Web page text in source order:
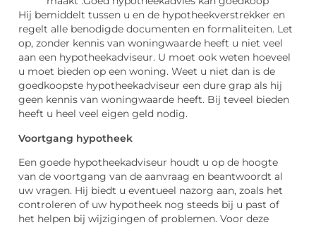
Hij bemiddelt tussen u en de hypotheekverstrekker en
regelt alle benodigde documenten en formaliteiten. Let
op, zonder kennis van woningwaarde heeft u niet veel
aan een hypotheekadviseur. U moet ook weten hoeveel
u moet bieden op een woning. Weet u niet dan is de
goedkoopste hypotheekadviseur een dure grap als hij
geen kennis van woningwaarde heeft. Bij teveel bieden
heeft u heel veel eigen geld nodig.
Voortgang hypotheek
Een goede hypotheekadviseur houdt u op de hoogte
van de voortgang van de aanvraag en beantwoordt al
uw vragen. Hij biedt u eventueel nazorg aan, zoals het
controleren of uw hypotheek nog steeds bij u past of
het helpen bij wijzigingen of problemen. Voor deze